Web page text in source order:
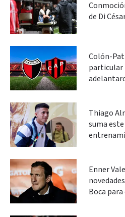
de Di
Colón-
particular
Thiago
suma
Enner
Boca